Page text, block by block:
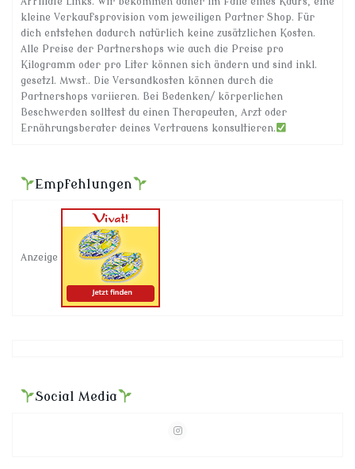
kleine Verkaufsprovision vom jeweiligen Partner Shop. Für
dich entstehen dadurch natürlich keine zusätzlichen Kosten.
Alle Preise der Partnershops wie auch die Preise pro
Kilogramm oder pro Liter können sich ändern und sind inkl.
gesetzl. Mwst.. Die Versandkosten können durch die
Partnershops variieren. Bei Bedenken/ körperlichen
Beschwerden solltest du einen Therapeuten, Arzt oder
Ernährungsberater deines Vertrauens konsultieren.
Empfehlungen
Anzeige
Social Media